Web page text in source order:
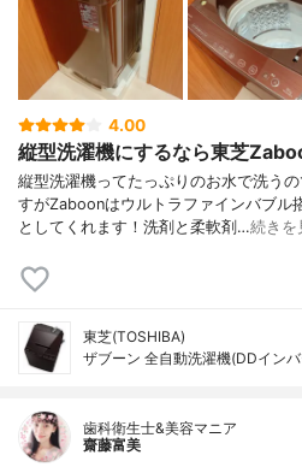
4.00
縦型洗濯機にするなら東芝
縦型洗濯機ってたっぷりのお水で洗う
すがZaboonはウルトラファインバブル
としてくれます！洗剤と柔軟剤…続きを
東芝(TOSHIBA)
ザブーン 全自動洗濯機(DDイン
歯科衛生士&美容マニア
齋藤富美